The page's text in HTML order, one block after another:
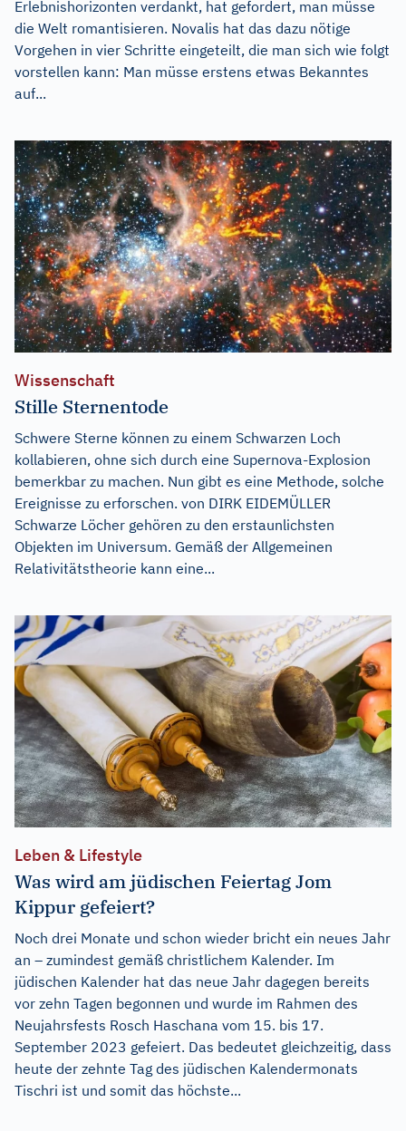
Erlebnishorizonten verdankt, hat gefordert, man müsse
die Welt romantisieren. Novalis hat das dazu nötige
Vorgehen in vier Schritte eingeteilt, die man sich wie folgt
vorstellen kann: Man müsse erstens etwas Bekanntes
auf...
Wissenschaft
Stille Sternentode
Schwere Sterne können zu einem Schwarzen Loch
kollabieren, ohne sich durch eine Supernova-Explosion
bemerkbar zu machen. Nun gibt es eine Methode, solche
Ereignisse zu erforschen. von DIRK EIDEMÜLLER
Schwarze Löcher gehören zu den erstaunlichsten
Objekten im Universum. Gemäß der Allgemeinen
Relativitätstheorie kann eine...
Leben & Lifestyle
Was wird am jüdischen Feiertag Jom
Kippur gefeiert?
Noch drei Monate und schon wieder bricht ein neues Jahr
an – zumindest gemäß christlichem Kalender. Im
jüdischen Kalender hat das neue Jahr dagegen bereits
vor zehn Tagen begonnen und wurde im Rahmen des
Neujahrsfests Rosch Haschana vom 15. bis 17.
September 2023 gefeiert. Das bedeutet gleichzeitig, dass
heute der zehnte Tag des jüdischen Kalendermonats
Tischri ist und somit das höchste...